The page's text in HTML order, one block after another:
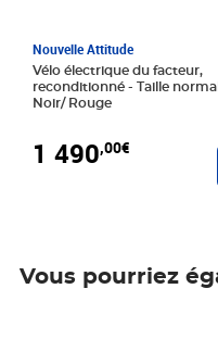
Nouvelle Attitude
Vélo électrique du facteur,
reconditionné - Taille normale -
Noir/ Rouge
1 490,00€
Vous pourriez